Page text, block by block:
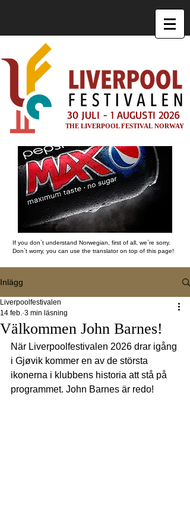
30 JULI - 1 AUGUSTI 2026
THE LIVERPOOL FESTIVAL NORWAY
If you don`t understand Norwegian, first of all, we`re sorry.
Don`t worry, you can use the translator on top of this page!
Inlägg
Välkommen John Barnes!
Liverpoolfestivalen
14 feb. 3 min läsning
När Liverpoolfestivalen 2026 drar igång
i Gjøvik kommer en av de största
ikonerna i klubbens historia att stå på
programmet. John Barnes är redo!